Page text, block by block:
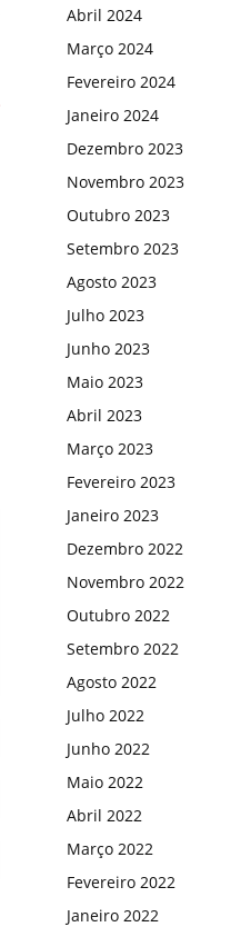
Abril 2024
Março 2024
Fevereiro 2024
Janeiro 2024
Dezembro 2023
Novembro 2023
Outubro 2023
Setembro 2023
Agosto 2023
Julho 2023
Junho 2023
Maio 2023
Abril 2023
Março 2023
Fevereiro 2023
Janeiro 2023
Dezembro 2022
Novembro 2022
Outubro 2022
Setembro 2022
Agosto 2022
Julho 2022
Junho 2022
Maio 2022
Abril 2022
Março 2022
Fevereiro 2022
Janeiro 2022